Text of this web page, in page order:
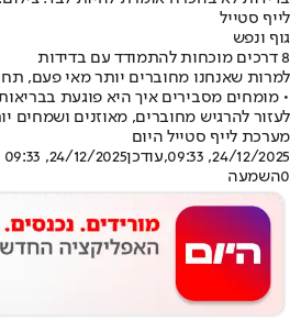
לייף סטייל
גוף ונפש
8 דרכים מוכחות להתמודד עם בדידות
למרות שאנחנו מחוברים יותר מאי פעם,
• מומחים מסבירים איך היא פוגעת
לעזור להרגיש מחוברים, מאוזנים ושמחים
מערכת לייף סטייל היום
24/12/2025, 09:33
,עודכן24/12/2025, 09:33
0השמעה